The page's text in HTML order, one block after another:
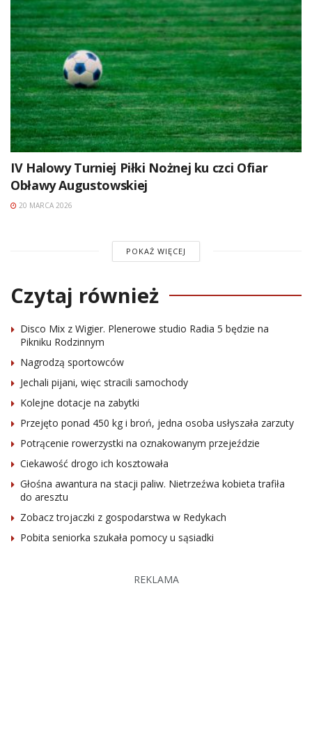
IV Halowy Turniej Piłki Nożnej ku czci Ofiar
Obławy Augustowskiej
20 MARCA 2026
POKAŻ WIĘCEJ
Czytaj również
Disco Mix z Wigier. Plenerowe studio Radia 5 będzie na
Pikniku Rodzinnym
Nagrodzą sportowców
Jechali pijani, więc stracili samochody
Kolejne dotacje na zabytki
Przejęto ponad 450 kg i broń, jedna osoba usłyszała zarzuty
Potrącenie rowerzystki na oznakowanym przejeździe
Ciekawość drogo ich kosztowała
Głośna awantura na stacji paliw. Nietrzeźwa kobieta trafiła
do aresztu
Zobacz trojaczki z gospodarstwa w Redykach
Pobita seniorka szukała pomocy u sąsiadki
REKLAMA